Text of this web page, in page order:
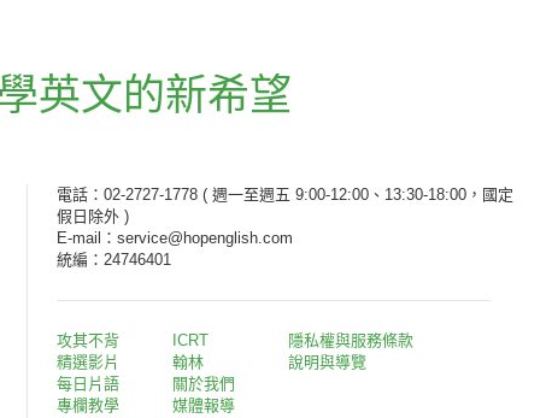
英文的新希望
電話：02-2727-1778 ( 週一至週五 9:00-12:00、13:30-18:00，國定
假日除外 )
E-mail：service@hopenglish.com
統編：24746401
攻其不背
精選影片
每日片語
專欄教學
ICRT
翰林
關於我們
媒體報導
隱私權與服務條款
說明與導覽